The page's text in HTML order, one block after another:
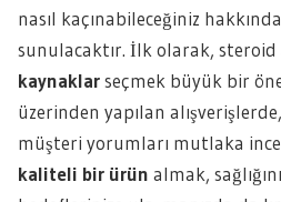
nasıl kaçınabileceğiniz
sunulacaktır. İlk olarak, steroid
kaynaklarseçmek büyük bir
üzerinden yapılan
müşteri yorumları mutlaka
kaliteli bir ürün almak,